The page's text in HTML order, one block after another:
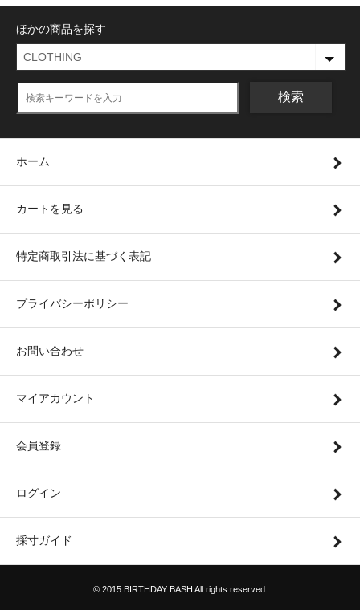
ほかの商品を探す
検索
ホーム
カートを見る
特定商取引法に基づく表記
プライバシーポリシー
お問い合わせ
マイアカウント
会員登録
ログイン
採寸ガイド
© 2015 BIRTHDAY BASH All rights reserved.